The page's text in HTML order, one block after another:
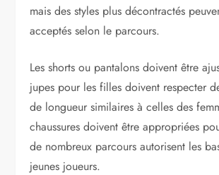
mais des styles plus décontractés
acceptés selon le parcours.
Les shorts ou pantalons doivent être
jupes pour les filles doivent respecter
de longueur similaires à celles des
chaussures doivent être appropriées
de nombreux parcours autorisent les
jeunes joueurs.